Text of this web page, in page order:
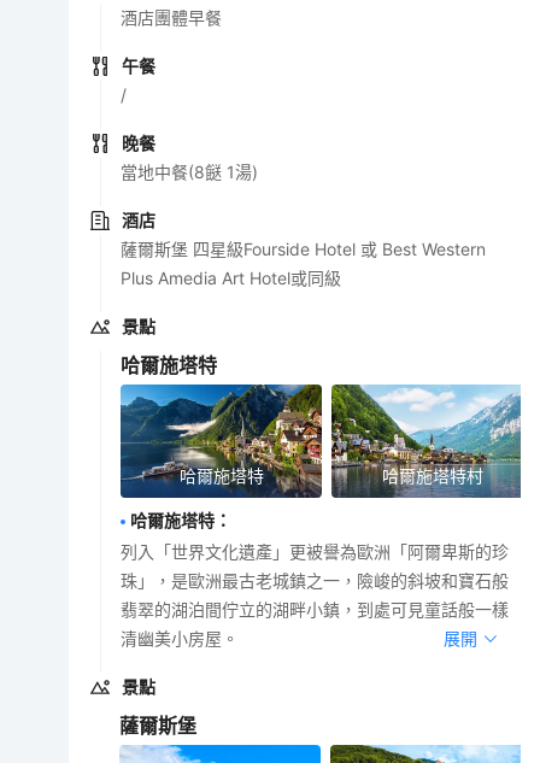
酒店團體早餐
午餐
/
晚餐
當地中餐(8餸 1湯)
酒店
薩爾斯堡 四星級Fourside Hotel 或 Best Western
Plus Amedia Art Hotel或同級
景點
哈爾施塔特
哈爾施塔特 哈爾施塔特村
哈爾施塔特 ：
列入「世界文化遺產」更被譽為歐洲「阿爾卑斯的珍
珠」，是歐洲最古老城鎮之一，險峻的斜坡和寶石般
翡翠的湖泊間佇立的湖畔小鎮，到處可見童話般一樣
清幽美小房屋。
展開
景點
薩爾斯堡